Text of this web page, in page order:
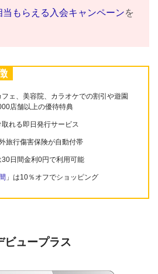
もらえる入会キャンペーンを
ェ、美容院、カラオケでの割引や遊園
店舗以上の優待特典
れる即日発行サービス
旅行傷害保険が自動付帯
日間金利0円で利用可能
」は10％オフでショッピング
ビュープラス